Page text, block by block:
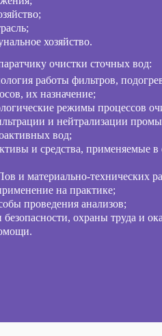
хозяйство.
очистки сточных вод:
работы фильтров,
их назначение;
режимы процессов
и нейтрализации
вод;
и средства, применяемые в
и материально-технических
на практике;
проведения анализов;
охраны труда и